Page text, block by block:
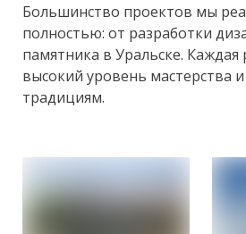
Большинство проектов мы
полностью: от разработки
памятника в Уральске. Каждая
высокий уровень мастерства
традициям.